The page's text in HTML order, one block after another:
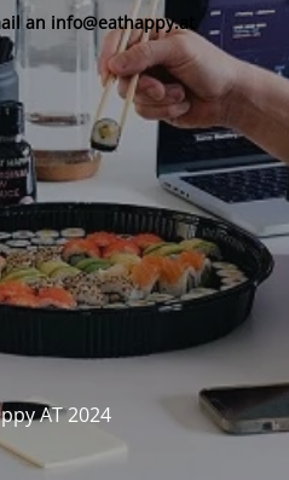
an info@eathappy.at
AT 2024